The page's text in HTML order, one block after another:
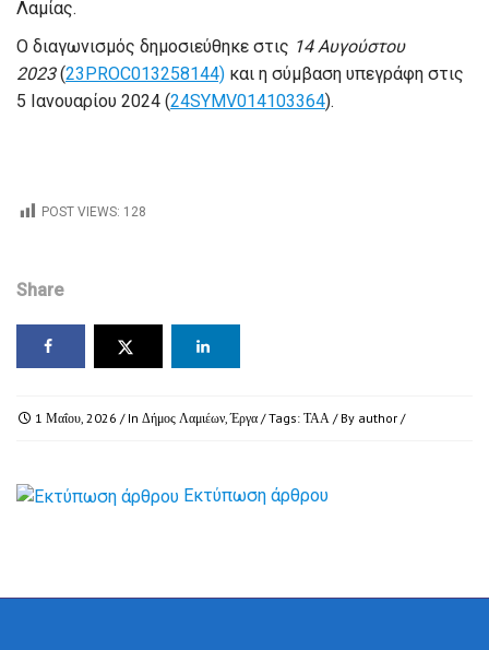
Λαμίας.
Ο διαγωνισμός δημοσιεύθηκε στις 14 Αυγούστου
2023(23PROC013258144) και η σύμβαση υπεγράφη στις
5 Ιανουαρίου 2024 (24SYMV014103364).
POST VIEWS: 128
Share
1 Μαΐου, 2026 / In Δήμος Λαμιέων,Έργα / Tags: ΤΑΑ / By author /
Εκτύπωση άρθρου